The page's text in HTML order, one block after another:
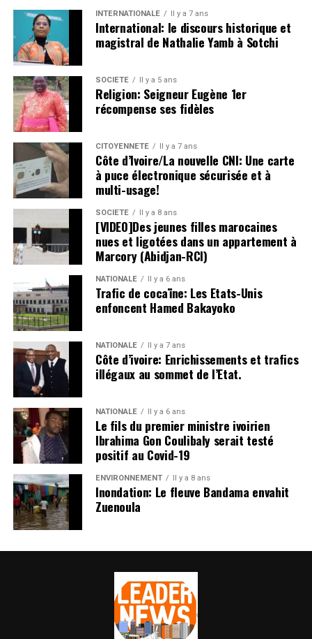
INTERNATIONALE Il y a 7 ans
International: le discours historique et
magistral de Nathalie Yamb à Sotchi
SOCIETE Il y a 5 ans
Religion: Seigneur Eugène 1er
récompense ses fidèles
CITOYENNETÉ Il y a 7 ans
Côte d’Ivoire/La nouvelle CNI: Une carte
à puce électronique sécurisée et à
multi-usage!
SOCIETE Il y a 8 ans
[VIDEO]Des jeunes filles marocaines
nues et ligotées dans un appartement à
Marcory (Abidjan-RCI)
NATIONALE Il y a 6 ans
Trafic de cocaïne: Les Etats-Unis
enfoncent Hamed Bakayoko
NATIONALE Il y a 7 ans
Côte d’ivoire: Enrichissements et trafics
illégaux au sommet de l’Etat.
NATIONALE Il y a 6 ans
Le fils du premier ministre ivoirien
Ibrahima Gon Coulibaly serait testé
positif au Covid-19
ENVIRONNEMENT Il y a 8 ans
Inondation: Le fleuve Bandama envahit
Zuenoula